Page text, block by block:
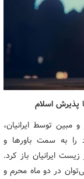
پذیرش اسلام
مبین توسط ایرانیان،
را به سمت باورها و
ایرانیان باز کرد.
در دو ماه محرم و